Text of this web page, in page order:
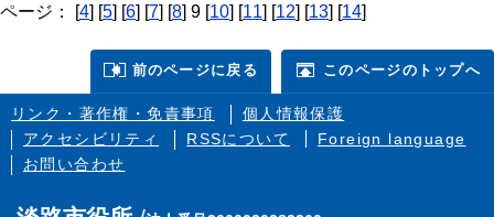
ページ： [4] [5] [6] [7] [8] 9 [10] [11] [12] [13] [14]
前のページに戻る このページのトップへ
リンク・著作権・免責事項
個人情報保護
アクセシビリティ
RSSについて
Foreign language
お問い合わせ